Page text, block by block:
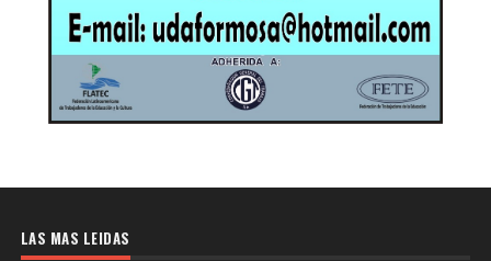
LAS MAS LEIDAS